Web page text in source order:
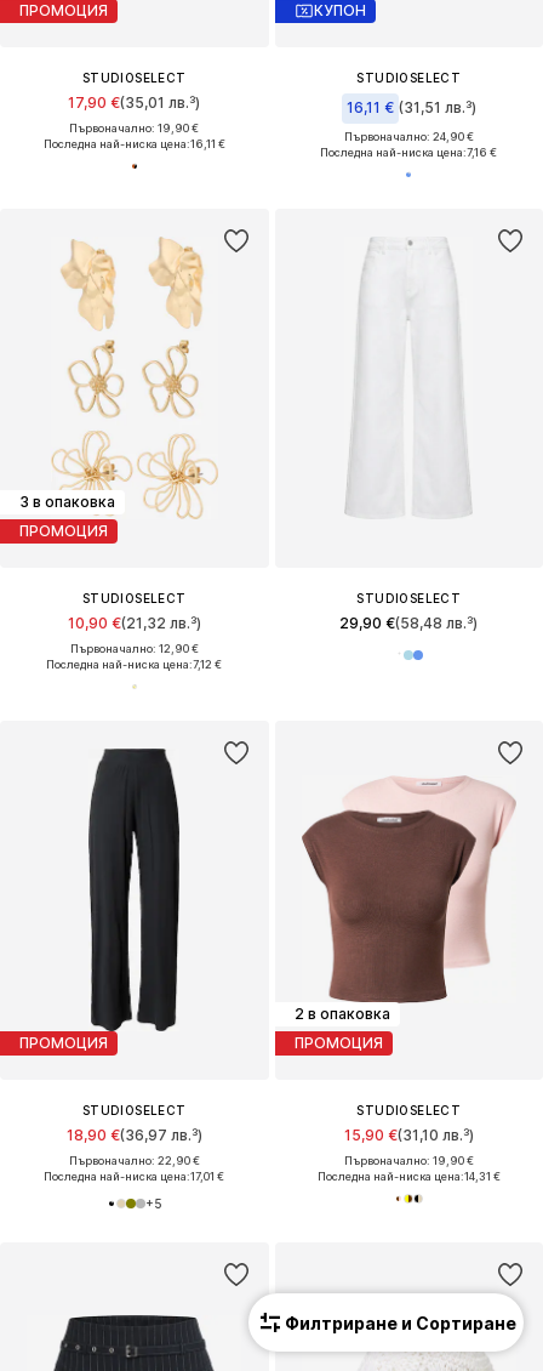
ПРОМОЦИЯ
STUDIOSELECT
17,90 €(35,01 лв.³)
Първоначално: 19,90 €
Последна най-ниска цена:16,11 €
КУПОН
STUDIOSELECT
16,11 € (31,51 лв.³)
Първоначално: 24,90 €
Последна най-ниска цена:7,16 €
3 в опаковка
ПРОМОЦИЯ
STUDIOSELECT
10,90 €(21,32 лв.³)
Първоначално: 12,90 €
Последна най-ниска цена:7,12 €
STUDIOSELECT
29,90 €(58,48 лв.³)
ПРОМОЦИЯ
STUDIOSELECT
18,90 €(36,97 лв.³)
Първоначално: 22,90 €
Последна най-ниска цена:17,01 €
+5
2 в опаковка
ПРОМОЦИЯ
STUDIOSELECT
15,90 €(31,10 лв.³)
Първоначално: 19,90 €
Последна най-ниска цена:14,31 €
Филтриране и Сортиране